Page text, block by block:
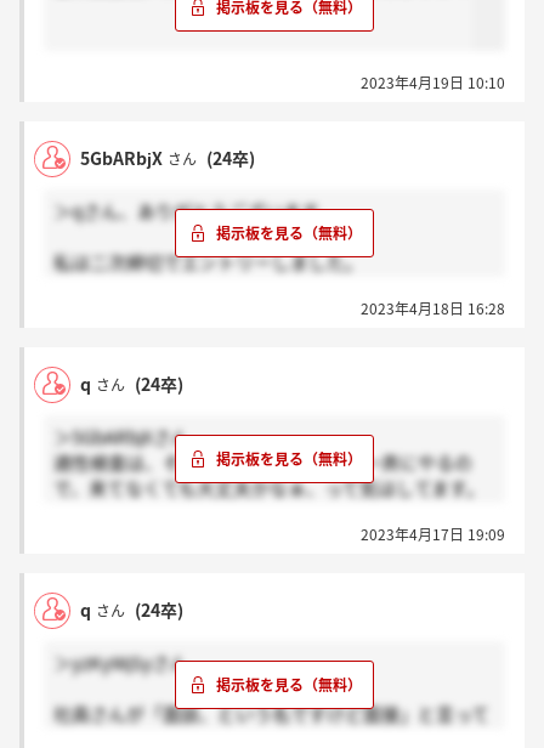
2023年4月19日 10:10
5GbARbjX さん (24卒)
＞qさん、ありがとうございます。
私は二次締切でエントリーしました。
んにせよ会場が自宅から本当に遠いので、サイレント
とはいえ今回の日程以降、追加の日程がないらしいの
で、次の案内があると信じて受けてみようと思ってい
他に二次面接受けた方はどうでしょうか?
他サイトですと、3次以降の案内は3日以内だったり、
2023年4月18日 16:28
q さん (24卒)
＞5GbARbjXさん
適性検査は、その試験の特性上会場で一斉にやるの
で、来てなくても大丈夫かなぁ、って気はしてます。
に来たと言う…)選考が早いほうだったので、志望ごと
2023年4月17日 19:09
q さん (24卒)
＞yzKyWjSyさん
社員さんが「面談、という名ですけど面接」と言って